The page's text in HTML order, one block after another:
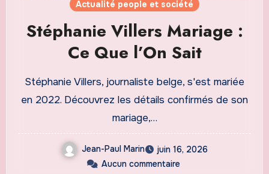
Actualité people et société
Stéphanie Villers Mariage :
Ce Que l’On Sait
Stéphanie Villers, journaliste belge, s'est mariée
en 2022. Découvrez les détails confirmés de son
mariage,…
Jean-Paul Marin
juin 16, 2026
Aucun commentaire